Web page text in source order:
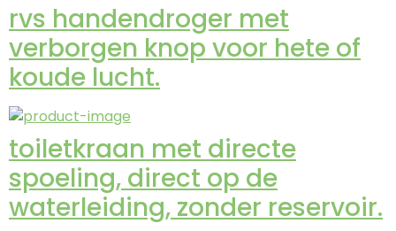
rvs handendroger met
verborgen knop voor hete of
koude lucht.
toiletkraan met directe
spoeling, direct op de
waterleiding, zonder reservoir.